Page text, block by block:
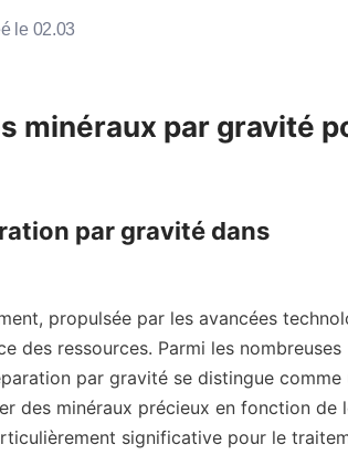
le 02.03
minéraux par gravité
par gravité dans
propulsée par les avancées
des ressources. Parmi les nombreuses
par gravité se distingue comme
des minéraux précieux en fonction de
significative pour le